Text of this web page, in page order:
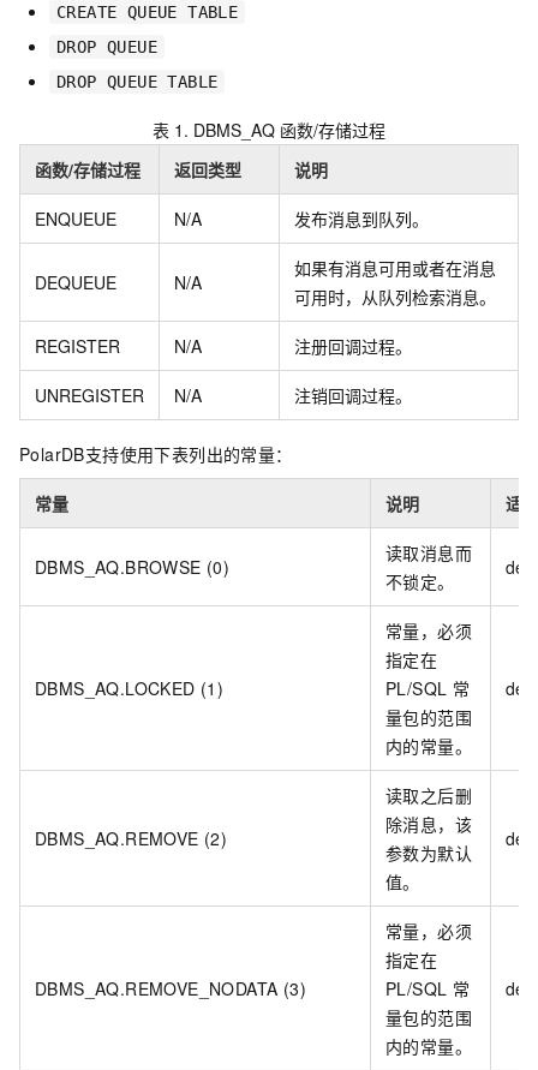
CREATE QUEUE TABLE
DROP QUEUE
DROP QUEUE TABLE
表 1. DBMS_AQ 函数/存储过程
函数/存储过程
返回类型 说明
ENQUEUE N/A 发布消息到队列。
DEQUEUE N/A
如果有消息可用或者在消息
可用时，从队列检索消息。
REGISTER N/A 注册回调过程。
UNREGISTER N/A 注销回调过程。
PolarDB支持使用下表列出的常量：
常量 说明 适
DBMS_AQ.BROWSE (0)
读取消息而
不锁定。
DBMS_AQ.LOCKED (1)
常量，必须
指定在
PL/SQL 常
量包的范围
内的常量。
DBMS_AQ.REMOVE (2)
读取之后删
除消息，该
参数为默认
值。
DBMS_AQ.REMOVE_NODATA (3)
常量，必须
指定在
PL/SQL 常
量包的范围
内的常量。